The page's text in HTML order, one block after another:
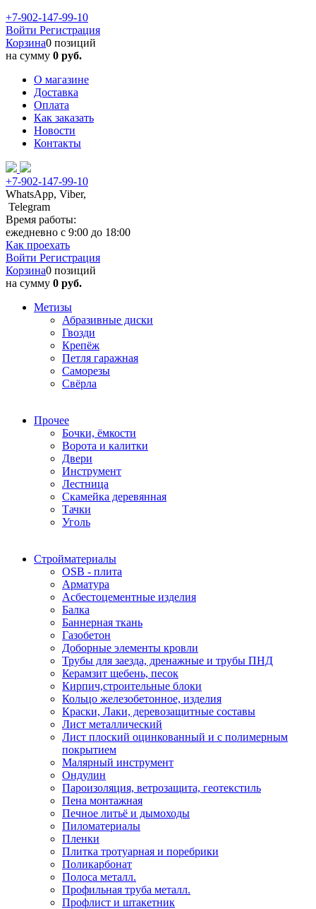
+7-902-147-99-10
Войти Регистрация
Корзина0 позиций
на сумму 0 руб.
О магазине
Доставка
Оплата
Как заказать
Новости
Контакты
+7-902-147-99-10
WhatsApp, Viber,
Telegram
Время работы:
ежедневно с 9:00 до 18:00
Как проехать
Войти Регистрация
Корзина0 позиций
на сумму 0 руб.
Метизы
Абразивные диски
Гвозди
Крепёж
Петля гаражная
Саморезы
Свёрла
Прочее
Бочки, ёмкости
Ворота и калитки
Двери
Инструмент
Лестница
Скамейка деревянная
Тачки
Уголь
Стройматериалы
OSB - плита
Арматура
Асбестоцементные изделия
Балка
Баннерная ткань
Газобетон
Доборные элементы кровли
Трубы для заезда, дренажные и трубы ПНД
Керамзит щебень, песок
Кирпич,строительные блоки
Кольцо железобетонное, изделия
Краски, Лаки, деревозащитные составы
Лист металлический
Лист плоский оцинкованный и с полимерным
покрытием
Малярный инструмент
Ондулин
Пароизоляция, ветрозащита, геотекстиль
Пена монтажная
Печное литьё и дымоходы
Пиломатериалы
Пленки
Плитка тротуарная и поребрики
Поликарбонат
Полоса металл.
Профильная труба металл.
Профлист и штакетник